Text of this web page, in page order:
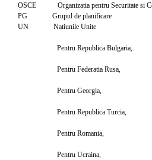
OSCE Organizatia pentru Securitate si
PG Grupul de planificare
UN Natiunile Unite
Pentru Republica Bulgaria,
Pentru Federatia Rusa,
Pentru Georgia,
Pentru Republica Turcia,
Pentru Romania,
Pentru Ucraina,